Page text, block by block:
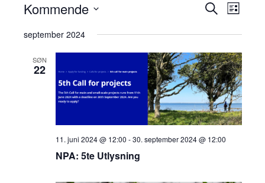
Kalender
Kalender
and
Views
Søk
Views
Liste
Kommende
dato.
september 2024
SØN
22
NPA: 5te Utlysning
11. juni 2024 @ 12:00 -30. september 2024 @ 12:00